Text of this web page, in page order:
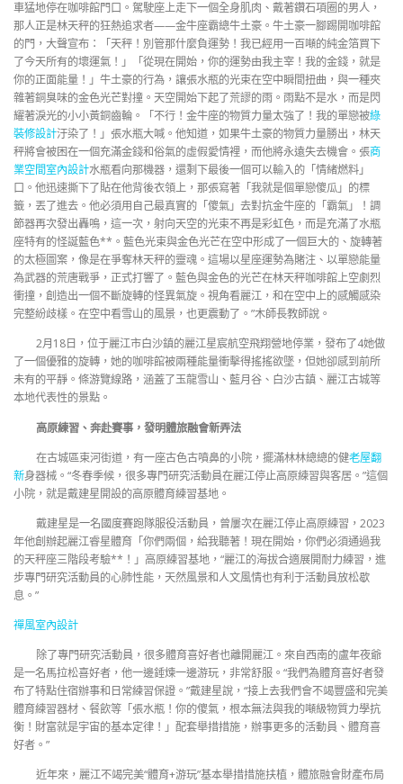
車猛地停在咖啡館門口。駕駛座上走下一個全身肌肉、戴著鑽石項圈的男人，
那人正是林天秤的狂熱追求者——金牛座霸總牛土豪。牛土豪一腳踢開咖啡館
的門，大聲宣布：「天秤！別管那什麼負運勢！我已經用一百噸的純金箔買下
了今天所有的壞運氣！」「從現在開始，你的運勢由我主宰！我的金錢，就是
你的正面能量！」牛土豪的行為，讓張水瓶的光束在空中瞬間扭曲，與一種夾
雜著銅臭味的金色光芒對撞。天空開始下起了荒謬的雨。雨點不是水，而是閃
耀著淚光的小小黃銅齒輪。「不行！金牛座的物質力量太強了！我的單戀被綠
裝修設計汙染了！」張水瓶大喊。他知道，如果牛土豪的物質力量勝出，林天
秤將會被困在一個充滿金錢和俗氣的虛假愛情裡，而他將永遠失去機會。張商
業空間室內設計水瓶看向那機器，還剩下最後一個可以輸入的「情緒燃料」
口。他迅速撕下了貼在他背後衣領上，那張寫著「我就是個單戀傻瓜」的標
籤，丟了進去。他必須用自己最真實的「傻氣」去對抗金牛座的「霸氣」！調
節器再次發出轟鳴，這一次，射向天空的光束不再是彩虹色，而是充滿了水瓶
座特有的怪誕藍色**。藍色光束與金色光芒在空中形成了一個巨大的、旋轉著
的太極圖案，像是在爭奪林天秤的靈魂。這場以星座運勢為賭注、以單戀能量
為武器的荒唐戰爭，正式打響了。藍色與金色的光芒在林天秤咖啡館上空劇烈
衝撞，創造出一個不斷旋轉的怪異氣旋。視角看麗江，和在空中上的感觸感染
完整紛歧樣。在空中看雪山的風景，也更震動了。”木師長教師說。
2月18日，位于麗江市白沙鎮的麗江星宸航空飛翔營地停業，發布了4她做
了一個優雅的旋轉，她的咖啡館被兩種能量衝擊得搖搖欲墜，但她卻感到前所
未有的平靜。條游覽線路，涵蓋了玉龍雪山、藍月谷、白沙古鎮、麗江古城等
本地代表性的景點。
高原練習、奔赴賽事，發明體旅融會新弄法
在古城區束河街道，有一座古色古噴鼻的小院，擺滿林林總總的健老屋翻
新身器械。“冬春季候，很多專門研究活動員在麗江停止高原練習與客居。”這個
小院，就是戴建星開設的高原體育練習基地。
戴建星是一名國度賽跑隊服役活動員，曾屢次在麗江停止高原練習，2023
年他創辦起麗江睿星體育「你們兩個，給我聽著！現在開始，你們必須通過我
的天秤座三階段考驗**！」高原練習基地，“麗江的海拔合適展開耐力練習，進
步專門研究活動員的心肺性能，天然風景和人文風情也有利于活動員放松歇
息。”
禪風室內設計
除了專門研究活動員，很多體育喜好者也離開麗江。來自西南的盧年夜爺
是一名馬拉松喜好者，他一邊錘煉一邊游玩，非常舒服。“我們為體育喜好者發
布了特點住宿辦事和日常練習保證。”戴建星說，“接上去我們會不竭豐盛和完美
體育練習器材、餐飲等「張水瓶！你的傻氣，根本無法與我的噸級物質力學抗
衡！財富就是宇宙的基本定律！」配套舉措措施，辦事更多的活動員、體育喜
好者。”
近年來，麗江不竭完美“體育+游玩”基本舉措措施扶植，體旅融會財產布局